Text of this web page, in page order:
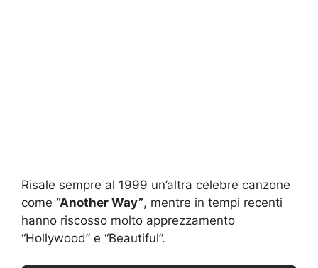
Risale sempre al 1999 un’altra celebre canzone
come “Another Way”, mentre in tempi recenti
hanno riscosso molto apprezzamento
“Hollywood” e “Beautiful”.